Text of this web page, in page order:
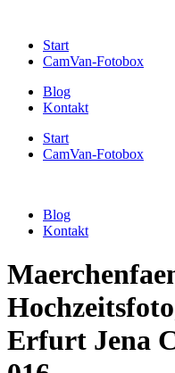
Start
CamVan-Fotobox
Blog
Kontakt
Start
CamVan-Fotobox
Blog
Kontakt
Erfurt Jena